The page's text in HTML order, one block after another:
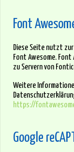
Font
Diese Seite nutzt
Font Awesome.
zu Servern von
Weitere
https://
Google